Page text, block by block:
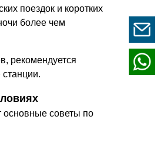
поездок и коротких
более чем
рекомендуется
основные советы по